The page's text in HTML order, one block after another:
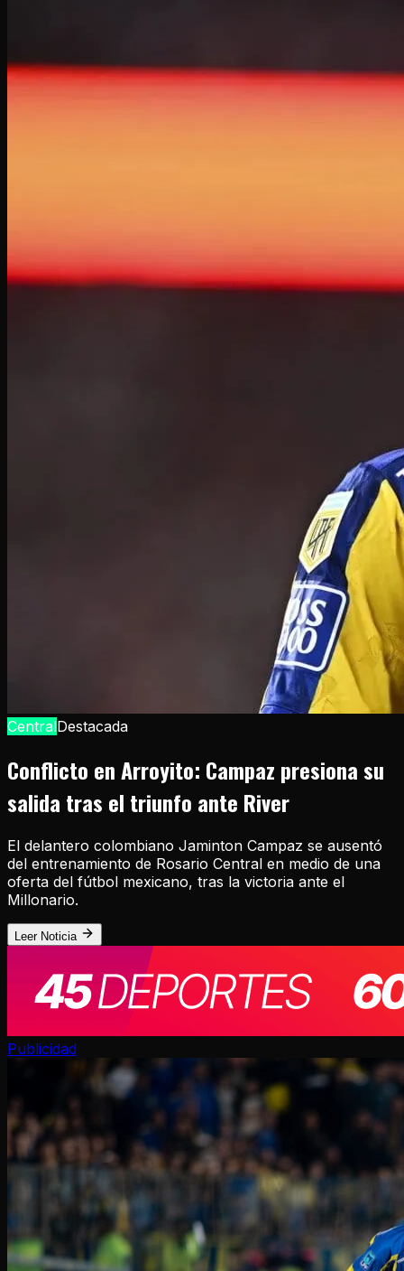
CentralDestacada
Conflicto en Arroyito: Campaz presiona su
salida tras el triunfo ante River
El delantero colombiano Jaminton Campaz se ausentó
del entrenamiento de Rosario Central en medio de una
oferta del fútbol mexicano, tras la victoria ante el
Millonario.
Leer Noticia
Publicidad